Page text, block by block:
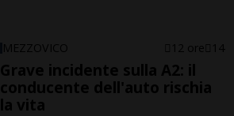
MEZZOVICO 12 ore 14
Grave incidente sulla A2: il
conducente dell'auto rischia
la vita